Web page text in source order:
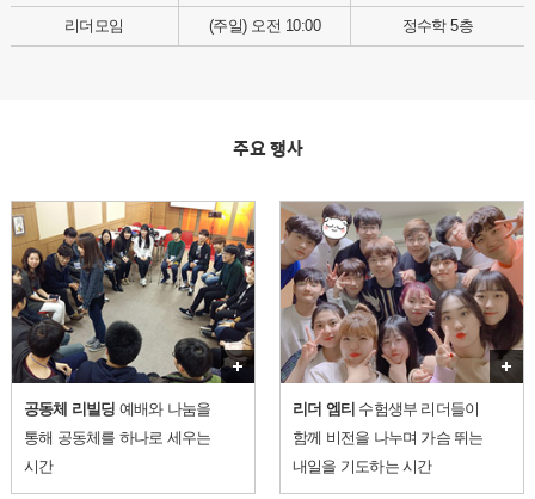
리더모임 (주일) 오전 10:00 정수학 5층
주요 행사
더보기
공동체 리빌딩 예배와 나눔을
통해 공동체를 하나로 세우는
시간
리더 엠티 수험생부 리더들이
함께 비전을 나누며 가슴 뛰는
내일을 기도하는 시간